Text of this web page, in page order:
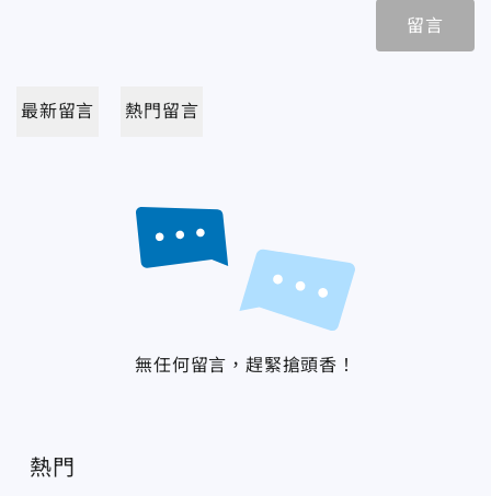
留言
最新留言 熱門留言
無任何留言，趕緊搶頭香！
熱門